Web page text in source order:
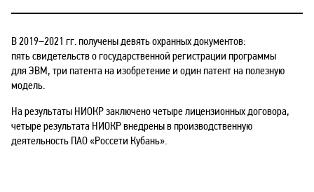
В2019–2021 гг. получены девять охранных документов:
пять свидетельств о государственной регистрации программы
для ЭВМ, три патента на изобретение и один патент на полезную
модель.
На результаты НИОКР заключено четыре лицензионных договора,
четыре результата НИОКР внедрены в производственную
деятельность ПАО «Россети Кубань».